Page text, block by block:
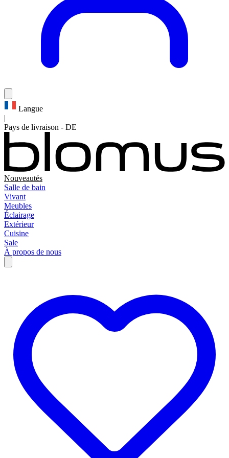
Langue
|
Pays de livraison - DE
Nouveautés
Salle de bain
Vivant
Meubles
Éclairage
Extérieur
Cuisine
Sale
À propos de nous